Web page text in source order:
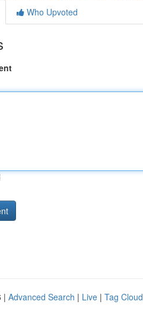
Who Upvoted
| Advanced Search | Live | Tag Cloud